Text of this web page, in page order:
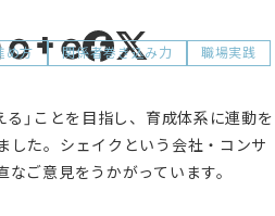
め方 関係者巻き込み力 職場実践
る」ことを目指し、育成体系に連動を
した。シェイクという会社・コンサ
ご意見をうかがっています。